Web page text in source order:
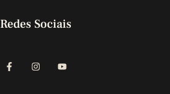
Redes Sociais